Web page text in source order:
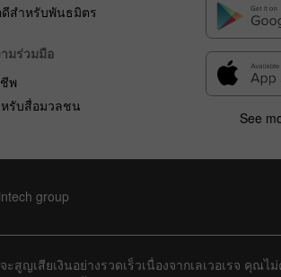
สำหรับพันธมิตร
มร่วมมือ
พ
รับสื่อมวลชน
See
group
เสียเงินอย่างรวดเร็วเนื่องจากเลเวอเรจ คุณไ